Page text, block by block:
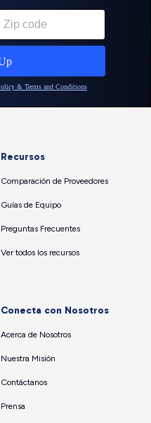
Recursos
Comparación de Proveedores
Guías de Equipo
Preguntas Frecuentes
Ver todos los recursos
Conecta con Nosotros
Acerca de Nosotros
Nuestra Misión
Contáctanos
Prensa